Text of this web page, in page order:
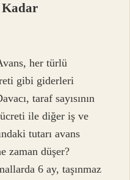
Kadar
her türlü
gibi giderleri
taraf sayısının
ücreti ile diğer iş ve
tutarı avans
zaman düşer?
6 ay, taşınmaz